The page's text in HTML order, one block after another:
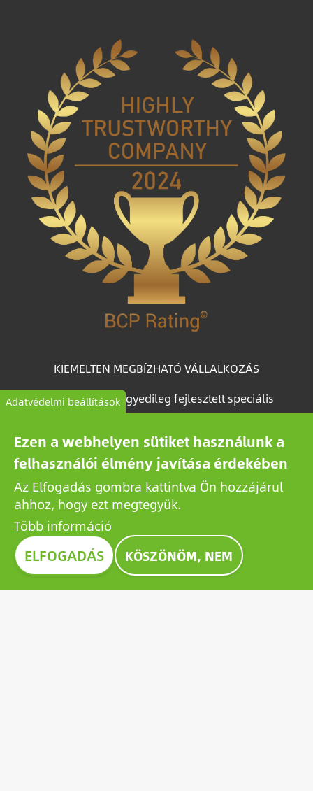
KIEMELTEN MEGBÍZHATÓ VÁLLALKOZÁS
A BCP Rating© egyedileg fejlesztett speciális
algoritmus, amely több mint egymillió magyar
vállalkozás céginformációs adataiból válogatja le és
kategorizálja a vállalkozásokat megbízhatóságuk
alapján.
Image
Adatvédelmi beállítások
Ezen a webhelyen sütiket használunk a
felhasználói élmény javítása érdekében
Az Elfogadás gombra kattintva Ön hozzájárul
ahhoz, hogy ezt megtegyük.
Több információ
ELFOGADÁS KÖSZÖNÖM, NEM